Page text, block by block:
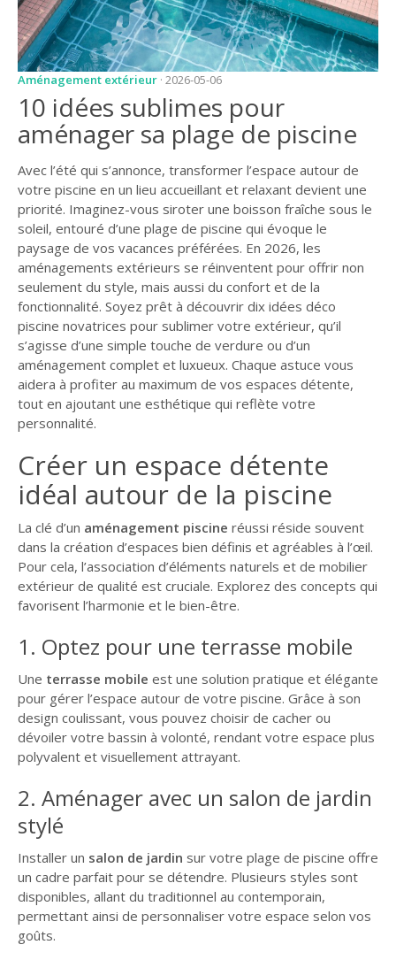
JARDIN
ENTRETIEN
ENTRETIEN
PARTENAIRES
LIGNE JARDIN
INFO PAYSAGISTE
GUIDE JARDIN ET
PAYSAGE
ELAGAGE ET
COMPAGNIE
Aménagement extérieur · 2026-05-06
10 idées sublimes pour
aménager sa plage de piscine
Avec l’été qui s’annonce, transformer l’espace autour de
votre piscine en un lieu accueillant et relaxant devient une
priorité. Imaginez-vous siroter une boisson fraîche sous le
soleil, entouré d’une plage de piscine qui évoque le
paysage de vos vacances préférées. En 2026, les
aménagements extérieurs se réinventent pour offrir non
seulement du style, mais aussi du confort et de la
fonctionnalité. Soyez prêt à découvrir dix idées déco
piscine novatrices pour sublimer votre extérieur, qu’il
s’agisse d’une simple touche de verdure ou d’un
aménagement complet et luxueux. Chaque astuce vous
aidera à profiter au maximum de vos espaces détente,
tout en ajoutant une esthétique qui reflète votre
personnalité.
Créer un espace détente
idéal autour de la piscine
La clé d’un aménagement piscine réussi réside souvent
dans la création d’espaces bien définis et agréables à l’œil.
Pour cela, l’association d’éléments naturels et de mobilier
extérieur de qualité est cruciale. Explorez des concepts qui
favorisent l’harmonie et le bien-être.
1. Optez pour une terrasse mobile
Une terrasse mobile est une solution pratique et élégante
pour gérer l’espace autour de votre piscine. Grâce à son
design coulissant, vous pouvez choisir de cacher ou
dévoiler votre bassin à volonté, rendant votre espace plus
polyvalent et visuellement attrayant.
2. Aménager avec un salon de jardin
stylé
Installer un salon de jardin sur votre plage de piscine offre
un cadre parfait pour se détendre. Plusieurs styles sont
disponibles, allant du traditionnel au contemporain,
permettant ainsi de personnaliser votre espace selon vos
goûts.